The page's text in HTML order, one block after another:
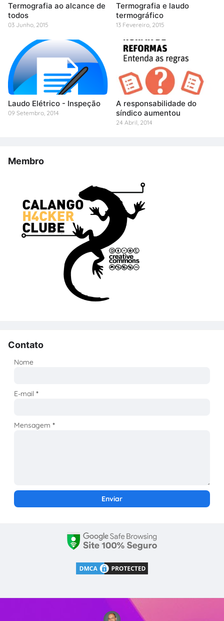
Termografia ao alcance de
todos
03 Junho, 2015
Termografia e laudo
termográfico
13 Fevereiro, 2015
Laudo Elétrico - Inspeção
09 Setembro, 2014
A responsabilidade do
síndico aumentou
24 Abril, 2014
Membro
Contato
Nome
E-mail*
Mensagem*